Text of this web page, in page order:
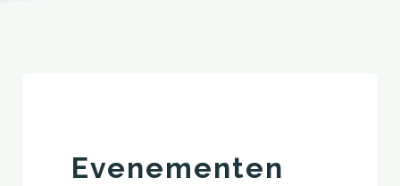
Evenementen